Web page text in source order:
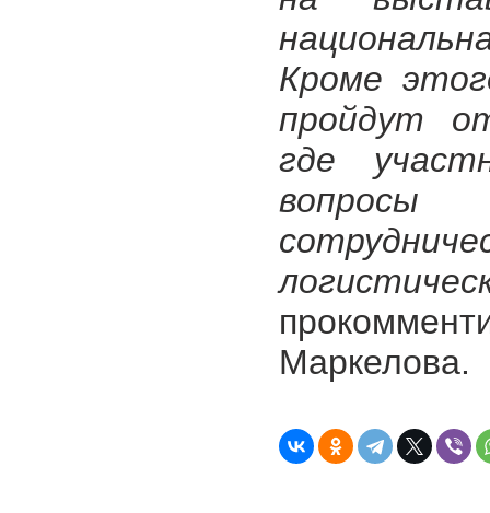
Кроме
пройдут
где
Маркелова.